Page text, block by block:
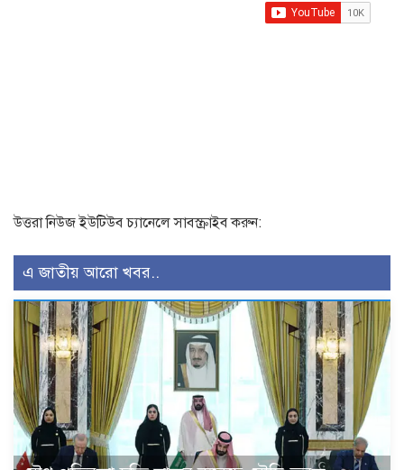
উত্তরা নিউজ ইউটিউব চ্যানেলে সাবস্ক্রাইব করুন:
এ জাতীয় আরো খবর..